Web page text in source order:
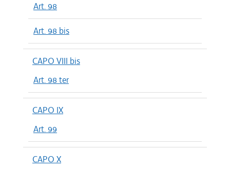
Art. 98
Art. 98 bis
CAPO VIII bis
Art. 98 ter
CAPO IX
Art. 99
CAPO X